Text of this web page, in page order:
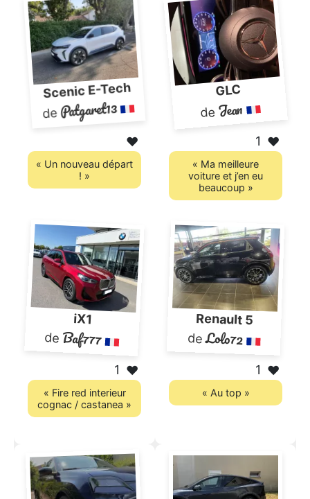
Scenic E-Tech
de Patgaret13
❤️
« Un nouveau départ
! »
GLC
de Jean
1 ❤️
« Ma meilleure
voiture et j’en eu
beaucoup »
iX1
deBaf777
1 ❤️
« Fire red interieur
cognac / castanea »
Renault 5
deLolo72
1 ❤️
« Au top »